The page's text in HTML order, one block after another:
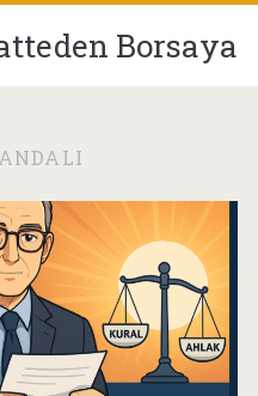
Borsaya